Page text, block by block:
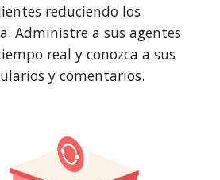
reduciendo los
Administre a sus agentes
real y conozca a sus
y comentarios.